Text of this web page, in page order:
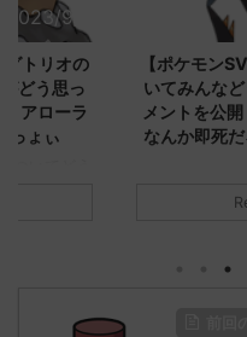
2023/9/8
トリオの
どう思っ
アローラ
っょぃ
リージョ
【ポケモン
いてみんな
メントを公
なんか即死
う思ってる？